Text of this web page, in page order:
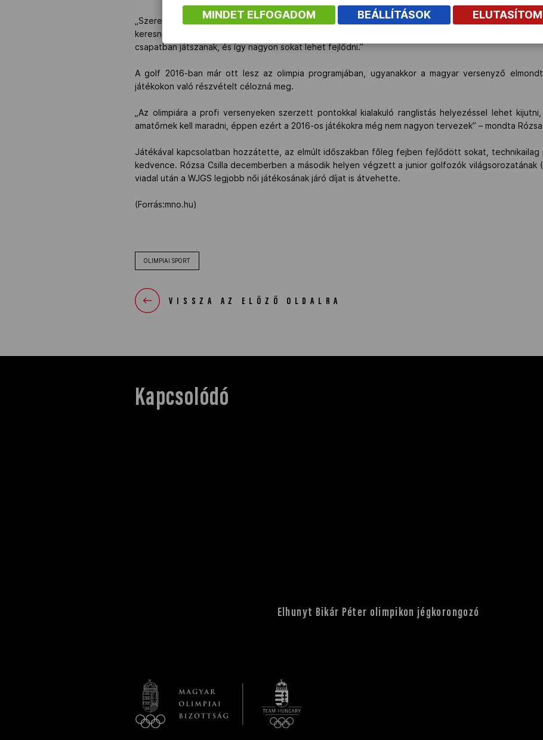
„Szeretnék Amerikában egyetemre menni, ebben a golfösztöndíj sokat segíthet. Ennek igazából
keresnek majd meg engem, vagy én jelentkezem, de erre a gimnázium harmadik osztálya előtt nincs
csapatban játszanak, és így nagyon sokat lehet fejlődni.”
A golf 2016-ban már ott lesz az olimpia programjában, ugyanakkor a magyar versenyző
játékokon való részvételt célozná meg.
„Az olimpiára a profi versenyeken szerzett pontokkal kialakuló ranglistás helyezéssel lehet
amatőrnek kell maradni, éppen ezért a 2016-os játékokra még nem nagyon tervezek” – mondta
Játékával kapcsolatban hozzátette, az elmúlt időszakban főleg fejben fejlődött sokat, technikailag
kedvence. Rózsa Csilla decemberben a második helyen végzett a junior golfozók világsorozatának
viadal után a WJGS legjobb női játékosának járó díjat is átvehette.
(Forrás:mno.hu)
OLIMPIAI SPORT
VISSZA AZ ELŐZŐ OLDALRA
Kapcsolódó
Elhunyt Bikár Péter olimpikon jégkorongozó
MINDET ELFOGADOM BEÁLLÍTÁSOK ELUTASÍTOM